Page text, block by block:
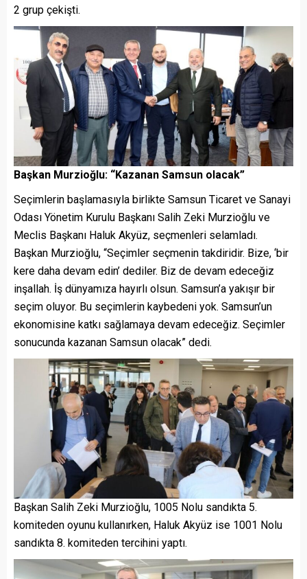
2 grup çekişti.
Başkan Murzioğlu: “Kazanan Samsun olacak”
Seçimlerin başlamasıyla birlikte Samsun Ticaret ve Sanayi
Odası Yönetim Kurulu Başkanı Salih Zeki Murzioğlu ve
Meclis Başkanı Haluk Akyüz, seçmenleri selamladı.
Başkan Murzioğlu, “Seçimler seçmenin takdiridir. Bize, ‘bir
kere daha devam edin’ dediler. Biz de devam edeceğiz
inşallah. İş dünyamıza hayırlı olsun. Samsun’a yakışır bir
seçim oluyor. Bu seçimlerin kaybedeni yok. Samsun’un
ekonomisine katkı sağlamaya devam edeceğiz. Seçimler
sonucunda kazanan Samsun olacak” dedi.
Başkan Salih Zeki Murzioğlu, 1005 Nolu sandıkta 5.
komiteden oyunu kullanırken, Haluk Akyüz ise 1001 Nolu
sandıkta 8. komiteden tercihini yaptı.